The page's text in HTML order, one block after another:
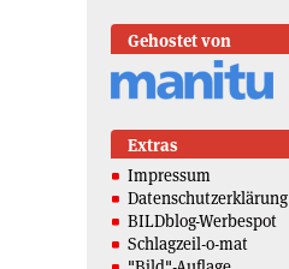
Gehostet von
Extras
Impressum
Datenschutzerklärung
BILDblog-Werbespot
Schlagzeil-o-mat